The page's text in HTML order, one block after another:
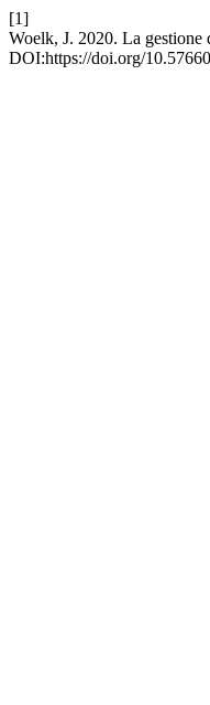
[1]
Woelk, J. 2020. La gestione
DOI:https://doi.org/